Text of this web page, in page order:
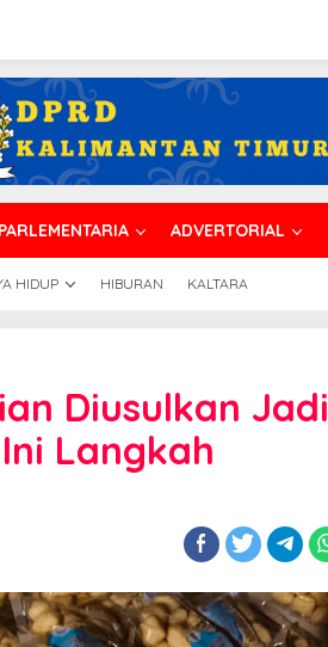
PARLEMENTARIA ADVERTORIAL
HIDUP HIBURAN KALTARA
Diusulkan Jadi
Langkah